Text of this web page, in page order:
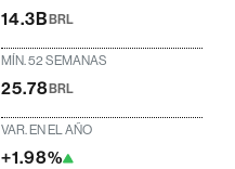
14.3BBRL
MÍN. 52 SEMANAS
25.78BRL
VAR. EN EL AÑO
+1.98%